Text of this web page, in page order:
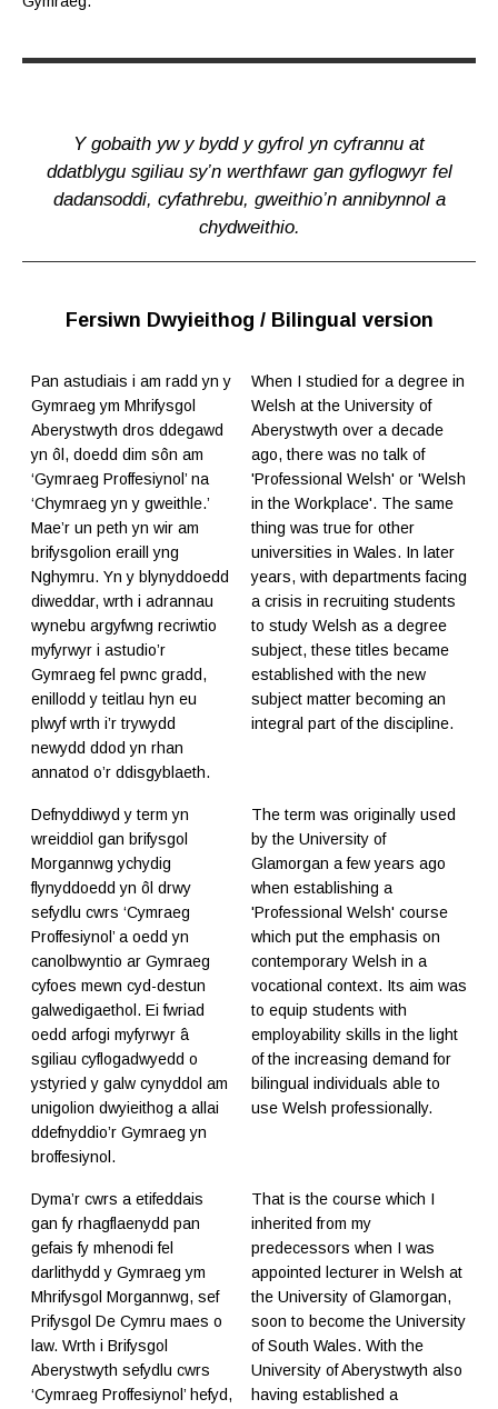
Y gobaith yw y bydd y gyfrol yn cyfrannu at
ddatblygu sgiliau sy’n werthfawr gan gyflogwyr fel
dadansoddi, cyfathrebu, gweithio’n annibynnol a
chydweithio.
Fersiwn Dwyieithog / Bilingual version
Pan astudiais i am radd yn y
Gymraeg ym Mhrifysgol
Aberystwyth dros ddegawd
yn ôl, doedd dim sôn am
‘Gymraeg Proffesiynol’ na
‘Chymraeg yn y gweithle.’
Mae’r un peth yn wir am
brifysgolion eraill yng
Nghymru. Yn y blynyddoedd
diweddar, wrth i adrannau
wynebu argyfwng recriwtio
myfyrwyr i astudio’r
Gymraeg fel pwnc gradd,
enillodd y teitlau hyn eu
plwyf wrth i’r trywydd
newydd ddod yn rhan
annatod o’r ddisgyblaeth.
When I studied for a degree in
Welsh at the University of
Aberystwyth over a decade
ago, there was no talk of
'Professional Welsh' or 'Welsh
in the Workplace'. The same
thing was true for other
universities in Wales. In later
years, with departments facing
a crisis in recruiting students
to study Welsh as a degree
subject, these titles became
established with the new
subject matter becoming an
integral part of the discipline.
Defnyddiwyd y term yn
wreiddiol gan brifysgol
Morgannwg ychydig
flynyddoedd yn ôl drwy
sefydlu cwrs ‘Cymraeg
Proffesiynol’ a oedd yn
canolbwyntio ar Gymraeg
cyfoes mewn cyd-destun
galwedigaethol. Ei fwriad
oedd arfogi myfyrwyr â
sgiliau cyflogadwyedd o
ystyried y galw cynyddol am
unigolion dwyieithog a allai
ddefnyddio’r Gymraeg yn
broffesiynol.
The term was originally used
by the University of
Glamorgan a few years ago
when establishing a
'Professional Welsh' course
which put the emphasis on
contemporary Welsh in a
vocational context. Its aim was
to equip students with
employability skills in the light
of the increasing demand for
bilingual individuals able to
use Welsh professionally.
Dyma’r cwrs a etifeddais
gan fy rhagflaenydd pan
gefais fy mhenodi fel
darlithydd y Gymraeg ym
Mhrifysgol Morgannwg, sef
Prifysgol De Cymru maes o
law. Wrth i Brifysgol
Aberystwyth sefydlu cwrs
‘Cymraeg Proffesiynol’ hefyd,
That is the course which I
inherited from my
predecessors when I was
appointed lecturer in Welsh at
the University of Glamorgan,
soon to become the University
of South Wales. With the
University of Aberystwyth also
having established a